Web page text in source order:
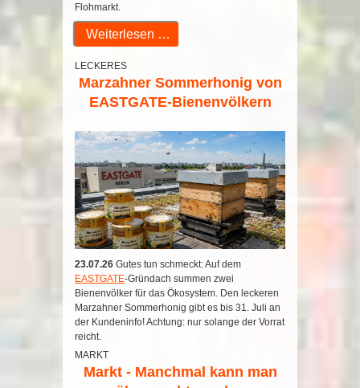
Flohmarkt.
Weiterlesen …
LECKERES
Marzahner Sommerhonig von
EASTGATE-Bienenvölkern
23.07.26 Gutes tun schmeckt: Auf dem
EASTGATE-Gründach summen zwei
Bienenvölker für das Ökosystem. Den leckeren
Marzahner Sommerhonig gibt es bis 31. Juli an
der Kundeninfo! Achtung: nur solange der Vorrat
reicht.
MARKT
Markt - Manchmal kann man